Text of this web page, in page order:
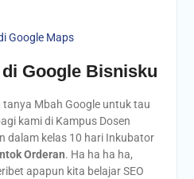
Google Maps
Google Bisnisku
tanya Mbah Google untuk tau
kami di Kampus Dosen
dalam kelas 10 hari Inkubator
Orderan. Ha ha ha ha,
apapun kita belajar SEO